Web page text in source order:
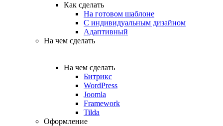
Как сделать
На готовом шаблоне
С индивидуальным дизайном
Адаптивный
На чем сделать
На чем сделать
Битрикс
WordPress
Joomla
Framework
Tilda
Оформление